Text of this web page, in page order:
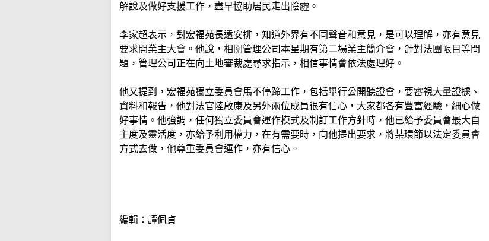
解說及做好支援工作，盡早協助居民走出陰霾。
李家超表示，對宏福苑長遠安排，知道外界有不同聲音和意見，是可以理解，亦有意見
要求開業主大會。他說，相關管理公司本星期有第二場業主簡介會，針對法團帳目等問
題，管理公司正在向土地審裁處尋求指示，相信事情會依法處理好。
他又提到，宏福苑獨立委員會馬不停蹄工作，包括舉行公開聽證會，要審視大量證據、
資料和報告，他對法官陸啟康及另外兩位成員很有信心，大家都各有豐富經驗，細心做
好事情。他強調，任何獨立委員會運作模式及制訂工作方針時，他已給予委員會最大自
主度及靈活度，亦給予利用權力，在有需要時，向他提出要求，將某環節以法定委員會
方式去做，他尊重委員會運作，亦有信心。
編輯：譚佩貞